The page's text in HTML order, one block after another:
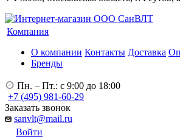
Компания
О компании
Бренды
Контакты Доставка
Пн. – Пт.: с 9:00 до 18:00
+7 (495) 981-60-29
Заказать звонок
sanvlt@mail.ru
Войти